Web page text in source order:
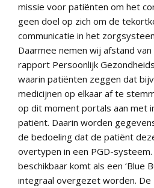
missie voor patiënten om het
geen doel op zich om de
communicatie in het
Daarmee nemen wij afstand
rapport Persoonlijk
waarin patiënten zeggen dat
medicijnen op elkaar af te
op dit moment portals aan met
patiënt. Daarin worden
de bedoeling dat de patiënt
overtypen in een PGD-
beschikbaar komt als een ‘Blue
integraal overgezet worden. De